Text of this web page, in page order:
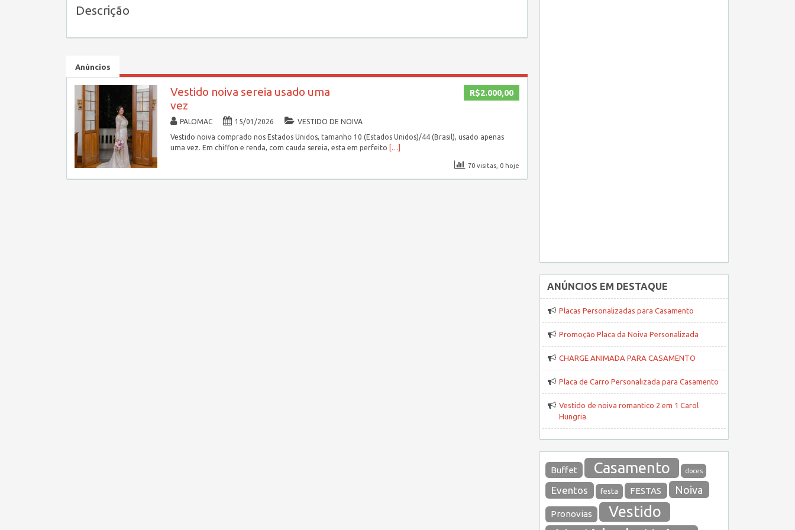
Descrição
Anúncios
R$2.000,00
Vestido noiva sereia usado uma
vez
PALOMAC 15/01/2026
VESTIDO DE NOIVA
Vestido noiva comprado nos Estados Unidos, tamanho 10 (Estados Unidos)/44 (Brasil), usado apenas
uma vez. Em chiffon e renda, com cauda sereia, esta em perfeito […]
70 visitas, 0 hoje
ANÚNCIOS EM DESTAQUE
Placas Personalizadas para Casamento
Promoção Placa da Noiva Personalizada
CHARGE ANIMADA PARA CASAMENTO
Placa de Carro Personalizada para Casamento
Vestido de noiva romantico 2 em 1 Carol
Hungria
Buffet Casamento doces
Eventos festa FESTAS Noiva
Pronovias Vestido